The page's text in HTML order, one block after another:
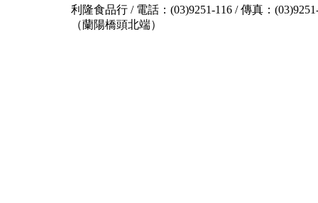
利隆食品行 / 電話：(03)9251-116 / 傳真：
（蘭陽橋頭北端）